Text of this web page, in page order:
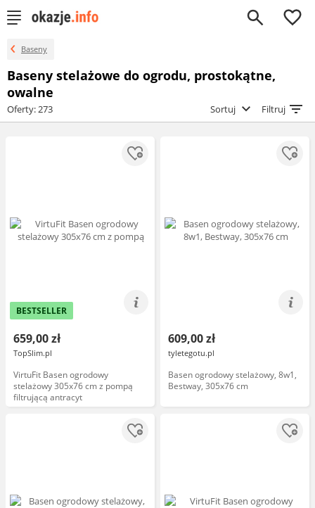
0
Baseny
Baseny stelażowe do ogrodu, prostokątne,
owalne
Oferty: 273 Sortuj Filtruj
BESTSELLER
659,00 zł
TopSlim.pl
VirtuFit Basen ogrodowy
stelażowy 305x76 cm z pompą
filtrującą antracyt
609,00 zł
tyletegotu.pl
Basen ogrodowy stelażowy, 8w1,
Bestway, 305x76 cm